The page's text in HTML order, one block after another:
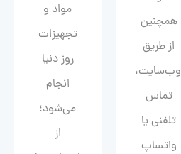
همچنین
از طریق
وب‌سایت،
تماس
تلفنی یا
واتساپ
مواد و
تجهیزات
روز دنیا
انجام
می‌شود؛
از